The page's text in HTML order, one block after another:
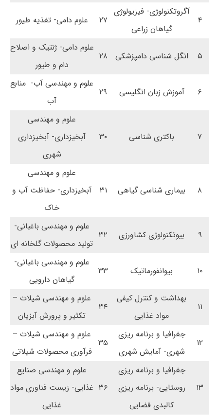
۴
آگروتکنولوژی- فیزیولوژی
گیاهان زراعی
۲۷ علوم دامی- تغذیه طیور
۵ انگل شناسی دامپزشکی ۲۸
علوم دامی- ژنتیک و اصلاح
دام و طیور
۶ آموزش زبان انگلیسی ۲۹
علوم و مهندسی آب- منابع
آب
۷ باکتری شناسی ۳۰
علوم و مهندسی
آبخیزداری- آبخیزداری
شهری
۸ بیماری شناسی گیاهی ۳۱
علوم و مهندسی
آبخیزداری- حفاظت آب و
خاک
۹ بیوتکنولوژی کشاورزی ۳۲
علوم و مهندسی باغبانی-
تولید محصولات گلخانه ای
۱۰ بیوانفورماتیک ۳۳
علوم و مهندسی باغبانی-
گیاهان دارویی
۱۱
بهداشت و کنترل کیفی
مواد غذایی
۳۴
علوم و مهندسی شیلات –
تکثیر و پرورش آبزیان
۱۲
جغرافیا و برنامه ریزی
شهری- آمایش شهری
۳۵
علوم و مهندسی شیلات –
فرآوری محصولات شیلاتی
۱۳
جغرافیا و برنامه ریزی
روستایی- برنامه ریزی
کالبدی فضایی
۳۶
علوم و مهندسی صنایع
غذایی- زیست فناوری مواد
غذایی